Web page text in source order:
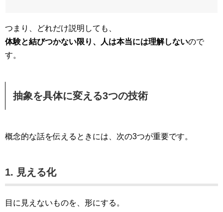
つまり、どれだけ説明しても、
体験と結びつかない限り、人は本当には理解しないので
す。
抽象を具体に変える3つの技術
概念的な話を伝えるときには、次の3つが重要です。
1. 見える化
目に見えないものを、形にする。